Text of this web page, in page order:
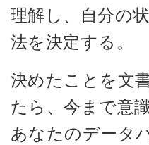
理解し、自分の
法を決定する。
決めたことを文
たら、今まで意
あなたのデータ